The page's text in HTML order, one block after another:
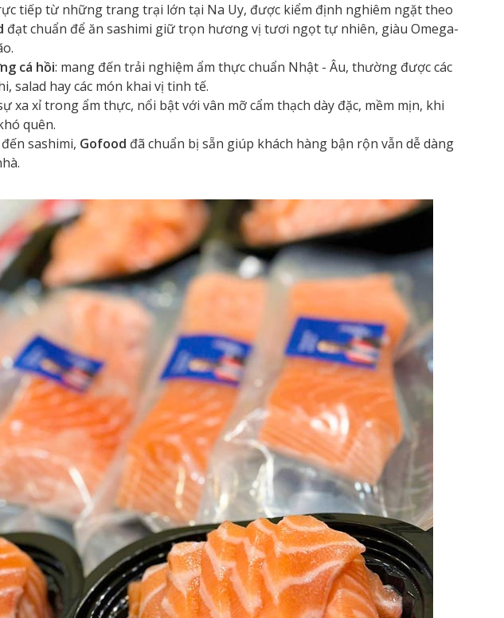
tiếp từ những trang trại lớn tại Na Uy, được kiểm định nghiêm ngặt theo
đạt chuẩn để ăn sashimi giữ trọn hương vị tươi ngọt tự nhiên, giàu Omega-
cá hồi: mang đến trải nghiệm ẩm thực chuẩn Nhật - Âu, thường được các
salad hay các món khai vị tinh tế.
xa xỉ trong ẩm thực, nổi bật với vân mỡ cẩm thạch dày đặc, mềm mịn, khi
quên.
sashimi, Gofood đã chuẩn bị sẵn giúp khách hàng bận rộn vẫn dễ dàng